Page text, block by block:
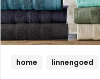
home linnengoed